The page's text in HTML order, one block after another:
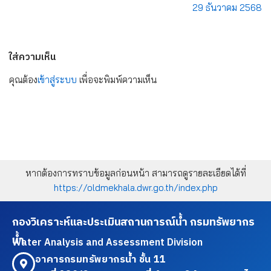
29 ธันวาคม 2568
ใส่ความเห็น
คุณต้องเข้าสู่ระบบ เพื่อจะพิมพ์ความเห็น
หากต้องการทราบข้อมูลก่อนหน้า สามารถดูรายละเอียดได้ที่
https://oldmekhala.dwr.go.th/index.php
กองวิเคราะห์และประเมินสถานการณ์น้ำ กรมทรัพยากร
น้ำ
Water Analysis and Assessment Division
อาคารกรมทรัพยากรน้ำ ชั้น 11